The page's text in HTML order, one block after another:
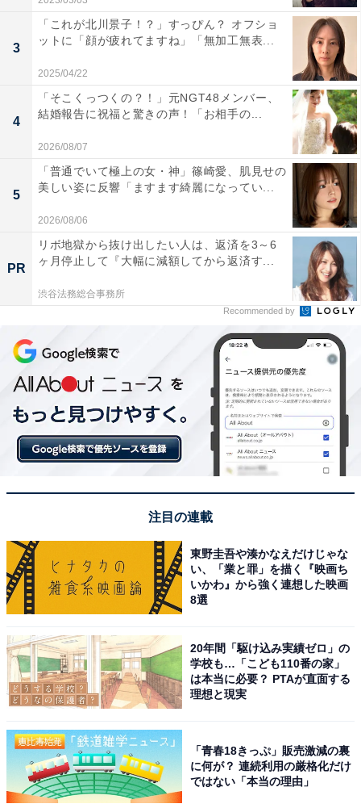
3
「これが北川景子！？」すっぴん？ オフショ
ットに「顔が疲れてますね」「無加工無表...
2025/04/22
4
「そこくっつくの？！」元NGT48メンバー、
結婚報告に祝福と驚きの声！「お相手の...
2026/08/07
5
「普通でいて極上の女・神」篠崎愛、肌見せの
美しい姿に反響「ますます綺麗になってい...
2026/08/06
PR
リボ地獄から抜け出したい人は、返済を3～6
ヶ月停止して『大幅に減額してから返済す...
渋谷法務総合事務所
Recommended by
注目の連載
東野圭吾や湊かなえだけじゃな
い、「業と罪」を描く『映画ち
いかわ』から強く連想した映画
8選
20年間「駆け込み実績ゼロ」の
学校も…「こども110番の家」
は本当に必要？ PTAが直面する
理想と現実
「青春18きっぷ」販売激減の裏
に何が？ 連続利用の厳格化だけ
ではない「本当の理由」